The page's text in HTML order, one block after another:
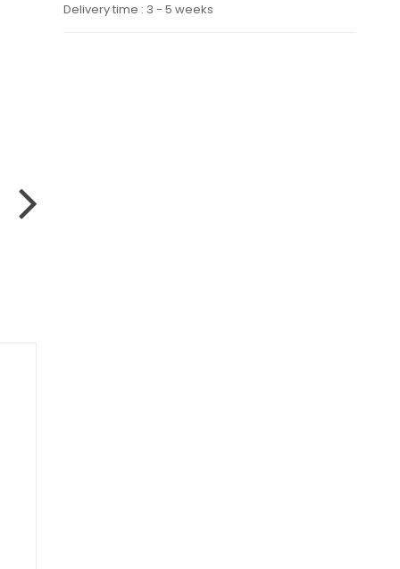
Delivery time : 3 - 5 weeks